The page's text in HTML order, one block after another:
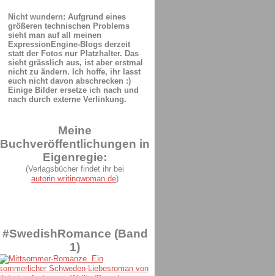
Nicht wundern: Aufgrund eines
größeren technischen Problems
sieht man auf all meinen
ExpressionEngine-Blogs derzeit
statt der Fotos nur Platzhalter. Das
sieht grässlich aus, ist aber erstmal
nicht zu ändern. Ich hoffe, ihr lasst
euch nicht davon abschrecken :)
Einige Bilder ersetze ich nach und
nach durch externe Verlinkung.
Meine
Buchveröffentlichungen in
Eigenregie:
(Verlagsbücher findet ihr bei
autorin.writingwoman.de)
#SwedishRomance (Band
1)